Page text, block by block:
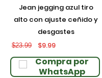
jean jegging azul tiro
alto con ajuste ceñido y
desgastes
$23.99 $9.99
Compra por
WhatsApp